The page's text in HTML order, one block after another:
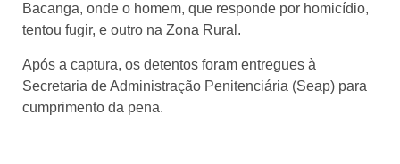
Bacanga, onde o homem, que responde por homicídio,
tentou fugir, e outro na Zona Rural.
Após a captura, os detentos foram entregues à
Secretaria de Administração Penitenciária (Seap) para
cumprimento da pena.